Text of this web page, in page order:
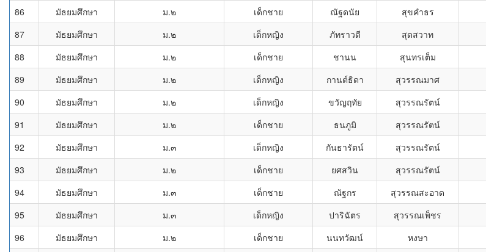
86
มัธยมศึกษา ม.๒ เด็กชาย ณัฐดนัย สุขคำธร
87
มัธยมศึกษา ม.๒ เด็กหญิง ภัทราวดี สุดสวาท
88
มัธยมศึกษา ม.๒ เด็กชาย ชานน สุนทรเต็ม
89
มัธยมศึกษา ม.๒ เด็กหญิง กานต์ธิดา สุวรรณมาศ
90
มัธยมศึกษา ม.๒ เด็กหญิง ขวัญฤทัย สุวรรณรัตน์
91
มัธยมศึกษา ม.๒ เด็กชาย ธนภูมิ สุวรรณรัตน์
92
มัธยมศึกษา ม.๓ เด็กหญิง กันธารัตน์ สุวรรณรัตน์
93
มัธยมศึกษา ม.๒ เด็กชาย ยศสวิน สุวรรณรัตน์
94
มัธยมศึกษา ม.๓ เด็กชาย ณัฐกร สุวรรณสะอาด
95
มัธยมศึกษา ม.๓ เด็กหญิง ปาริฉัตร สุวรรณเพ็ชร
96
มัธยมศึกษา ม.๒ เด็กชาย นนทวัฒน์ หงษา